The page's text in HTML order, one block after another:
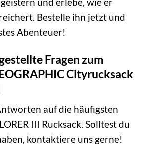
Bestelle ihn jetzt und
Abenteuer!
Fragen zum
Cityrucksack
auf die häufigsten
III Rucksack. Solltest du
kontaktiere uns gerne!